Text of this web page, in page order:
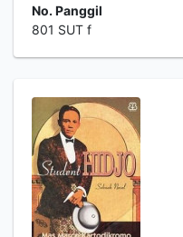
No. Panggil
801 SUT f